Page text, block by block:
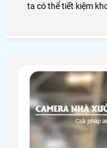
ta có thể tiết kiệm khoản
gốc xuất xứ, mỗi
vậy chúng ta nên